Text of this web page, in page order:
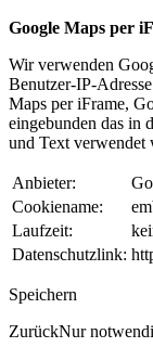
Google Maps per
Wir verwenden
Benutzer-IP-
Maps per iFrame,
eingebunden das in
und Text verwendet
Anbieter:
Cookiename:
Laufzeit:
Datenschutzlink:
Speichern
ZurückNur